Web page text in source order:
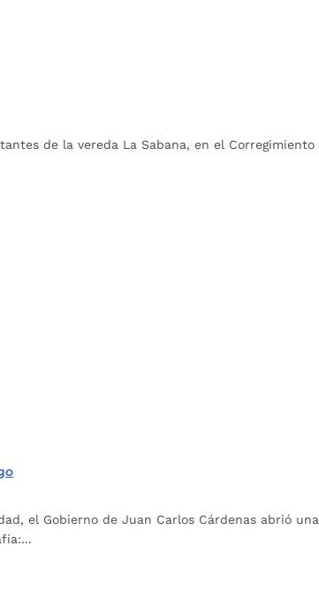
de la vereda La Sabana, en el
el Gobierno de Juan Carlos Cárdenas abrió